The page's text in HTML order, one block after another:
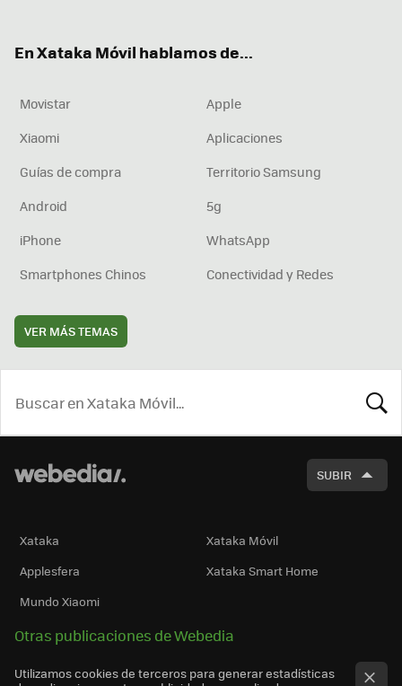
En Xataka Móvil hablamos de...
Movistar
Apple
Xiaomi
Aplicaciones
Guías de compra
Territorio Samsung
Android
5g
iPhone
WhatsApp
Smartphones Chinos
Conectividad y Redes
VER MÁS TEMAS
SUBIR
Xataka
Xataka Móvil
Applesfera
Xataka Smart Home
Mundo Xiaomi
Otras publicaciones de Webedia
Utilizamos cookies de terceros para generar estadísticas